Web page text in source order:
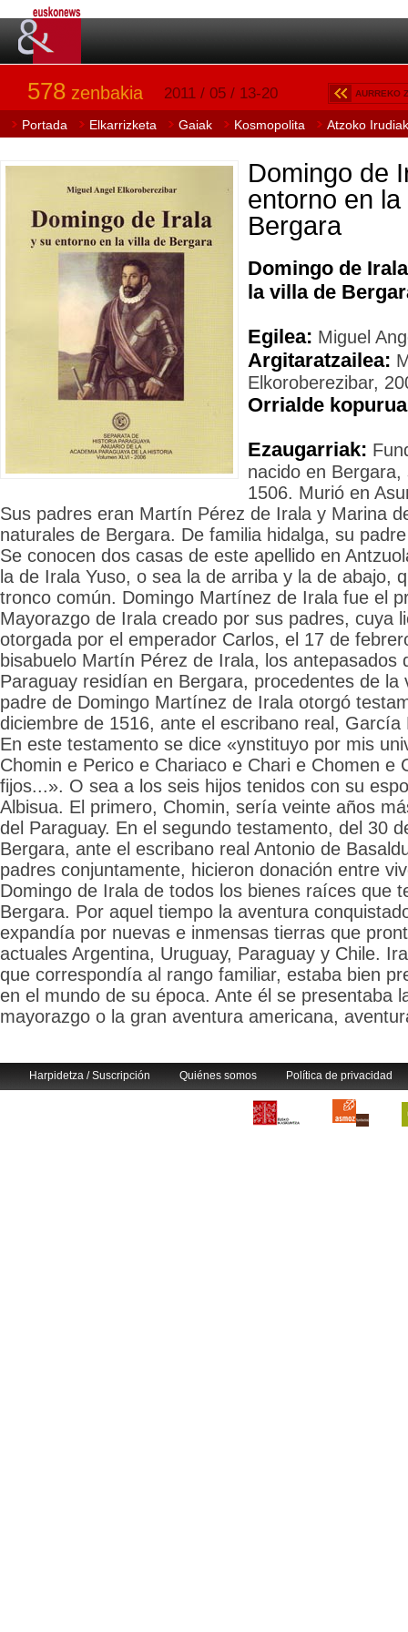
578 zenbakia 2011 / 05 / 13-20 AURREKO
Portada Elkarrizketa Gaiak Kosmopolita Atzoko Irudiak
Domingo de
entorno en la
Bergara
Domingo de
la villa de
Egilea: Miguel
Argitaratzailea:
Elkoroberezibar,
Orrialde
Ezaugarriak:
nacido en
1506. Murió en
Sus padres eran Martín Pérez de Irala y Marina
naturales de Bergara. De familia hidalga, su
Se conocen dos casas de este apellido en
la de Irala Yuso, o sea la de arriba y la de abajo,
tronco común. Domingo Martínez de Irala fue el
Mayorazgo de Irala creado por sus padres, cuya
otorgada por el emperador Carlos, el 17 de
bisabuelo Martín Pérez de Irala, los antepasados
Paraguay residían en Bergara, procedentes de la
padre de Domingo Martínez de Irala otorgó
diciembre de 1516, ante el escribano real, García
En este testamento se dice «ynstituyo por mis
Chomin e Perico e Chariaco e Chari e Chomen e
fijos...». O sea a los seis hijos tenidos con su
Albisua. El primero, Chomin, sería veinte años
del Paraguay. En el segundo testamento, del 30
Bergara, ante el escribano real Antonio de
padres conjuntamente, hicieron donación entre
Domingo de Irala de todos los bienes raíces que
Bergara. Por aquel tiempo la aventura
expandía por nuevas e inmensas tierras que
actuales Argentina, Uruguay, Paraguay y Chile.
que correspondía al rango familiar, estaba bien
en el mundo de su época. Ante él se presentaba
mayorazgo o la gran aventura americana,
Harpidetza / Suscripción Quiénes somos Política de privacidad